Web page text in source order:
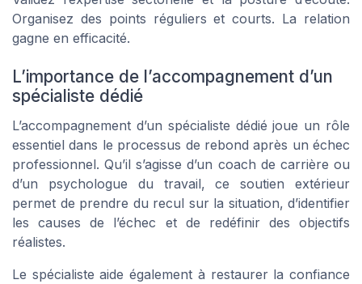
Organisez des points réguliers et courts. La relation
gagne en efficacité.
L’importance de l’accompagnement d’un
spécialiste dédié
L’accompagnement d’un spécialiste dédié joue un rôle
essentiel dans le processus de rebond après un échec
professionnel. Qu’il s’agisse d’un coach de carrière ou
d’un psychologue du travail, ce soutien extérieur
permet de prendre du recul sur la situation, d’identifier
les causes de l’échec et de redéfinir des objectifs
réalistes.
Le spécialiste aide également à restaurer la confiance